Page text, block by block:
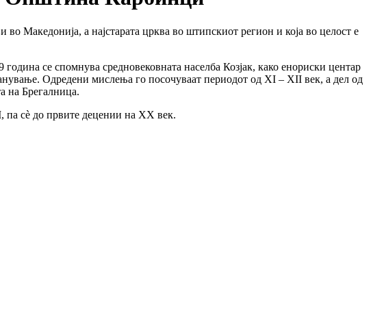
во Македонија, а најстарата црква во штипскиот регион и која во целост е
се спомнува средновековната населба Козјак, како енориски центар
Одредени мислења го посочуваат периодот од XI – XII век, а дел од
на Брегалница.
па сè до првите децении на XX век.